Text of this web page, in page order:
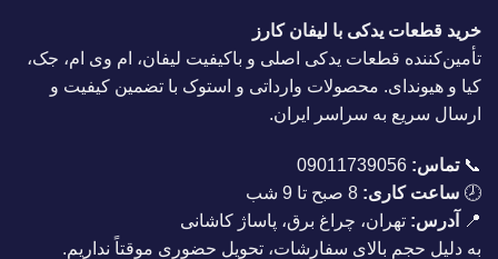
خرید قطعات یدکی با لیفان کارز
تأمین‌کننده قطعات یدکی اصلی و باکیفیت لیفان، ام وی ام، جک،
کیا و هیوندای. محصولات وارداتی و استوک با تضمین کیفیت و
ارسال سریع به سراسر ایران.
📞تماس: 09011739056
🕗 ساعت کاری:
📍
آدرس: تهران، چراغ برق، پاساژ کاشانی
به دلیل حجم بالای سفارشات، تحویل حضوری موقتاً نداریم.